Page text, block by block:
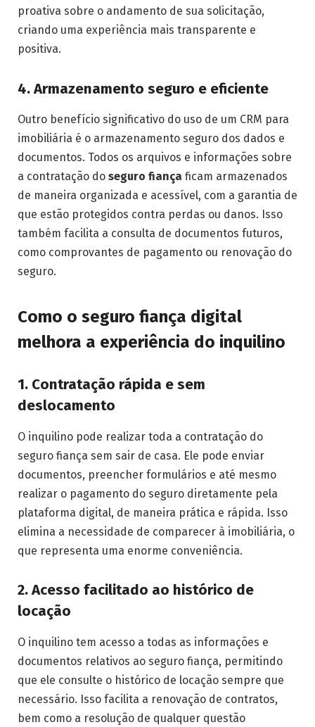
proativa sobre o andamento de sua solicitação,
criando uma experiência mais transparente e
positiva.
4. Armazenamento seguro e eficiente
Outro benefício significativo do uso de um CRM para
imobiliária é o armazenamento seguro dos dados e
documentos. Todos os arquivos e informações sobre
a contratação do seguro fiança ficam armazenados
de maneira organizada e acessível, com a garantia de
que estão protegidos contra perdas ou danos. Isso
também facilita a consulta de documentos futuros,
como comprovantes de pagamento ou renovação do
seguro.
Como o seguro fiança digital
melhora a experiência do inquilino
1. Contratação rápida e sem
deslocamento
O inquilino pode realizar toda a contratação do
seguro fiança sem sair de casa. Ele pode enviar
documentos, preencher formulários e até mesmo
realizar o pagamento do seguro diretamente pela
plataforma digital, de maneira prática e rápida. Isso
elimina a necessidade de comparecer à imobiliária, o
que representa uma enorme conveniência.
2. Acesso facilitado ao histórico de
locação
O inquilino tem acesso a todas as informações e
documentos relativos ao seguro fiança, permitindo
que ele consulte o histórico de locação sempre que
necessário. Isso facilita a renovação de contratos,
bem como a resolução de qualquer questão